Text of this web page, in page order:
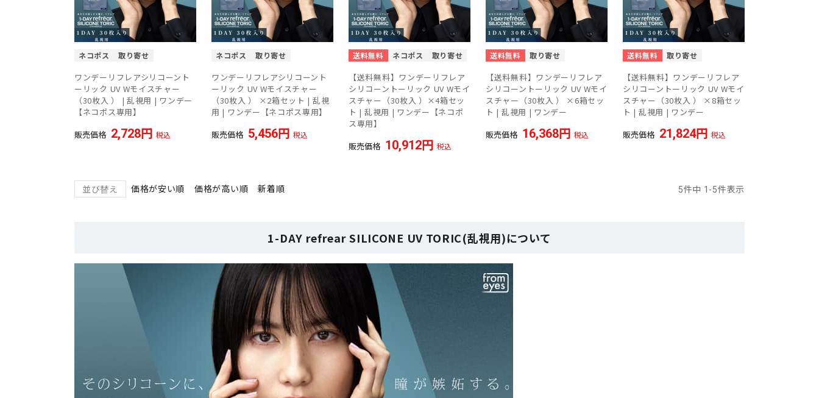
ネコポス 取り寄せ
ワンデーリフレアシリコーント
ーリック UV Wモイスチャー
（30枚入 ） | 乱視用 | ワンデー
【ネコポス専用】
販売価格 2,728 税込
ネコポス 取り寄せ
ワンデーリフレアシリコーント
ーリック UV Wモイスチャー
（30枚入 ） ×2箱セット | 乱視
用 | ワンデー【ネコポス専用】
販売価格 5,456 税込
送料無料 ネコポス 取り寄せ
【送料無料】ワンデーリフレア
シリコーントーリック UV Wモイ
スチャー（30枚入 ）×4箱セッ
ト | 乱視用 | ワンデー【ネコポ
ス専用】
販売価格 10,912 税込
送料無料 取り寄せ
【送料無料】ワンデーリフレア
シリコーントーリック UV Wモイ
スチャー（30枚入 ） ×6箱セッ
ト | 乱視用 | ワンデー
販売価格 16,368 税込
送料無料 取り寄せ
【送料無料】ワンデーリフレア
シリコーントーリック UV Wモイ
スチャー（30枚入 ） ×8箱セッ
ト | 乱視用 | ワンデー
販売価格 21,824 税込
並び替え 価格が安い順 価格が高い順 新着順 5件中 1 -5件表示
1-DAY refrear SILICONE UV TORIC(乱視用)について